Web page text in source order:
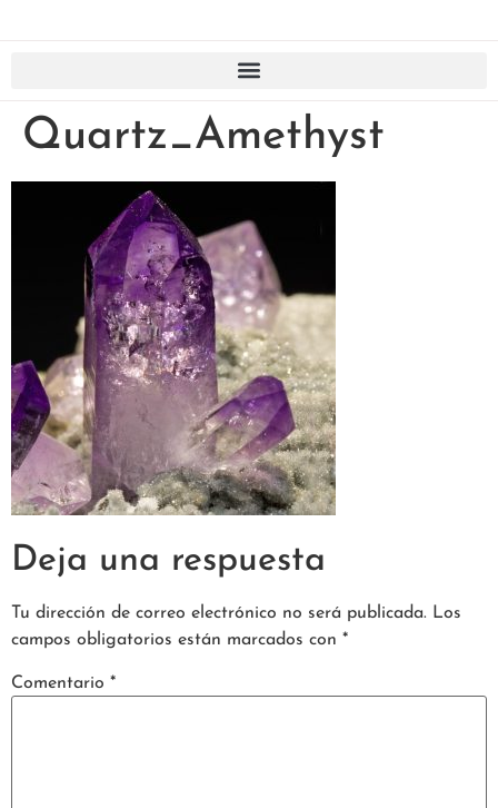
Quartz_Amethyst
Deja una respuesta
Tu dirección de correo electrónico no será publicada. Los
campos obligatorios están marcados con *
Comentario *